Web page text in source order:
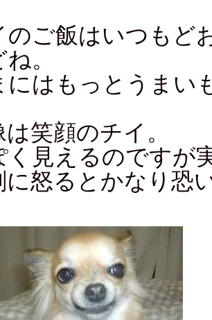
のご飯はいつもど
。
にはもっとうまい
笑顔のチイ。
く見えるのですが
に怒るとかなり恐